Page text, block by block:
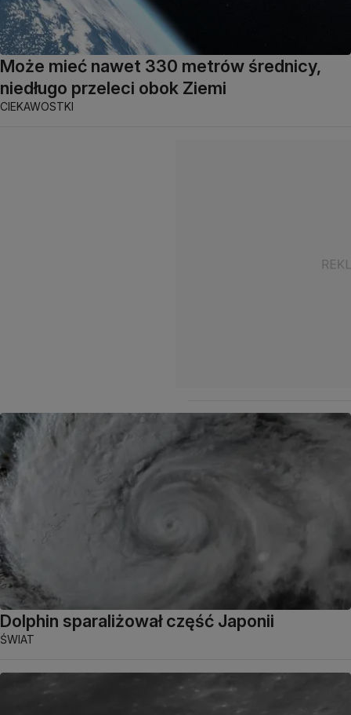
Może mieć nawet 330 metrów średnicy,
niedługo przeleci obok Ziemi
CIEKAWOSTKI
Dolphin sparaliżował część Japonii
ŚWIAT